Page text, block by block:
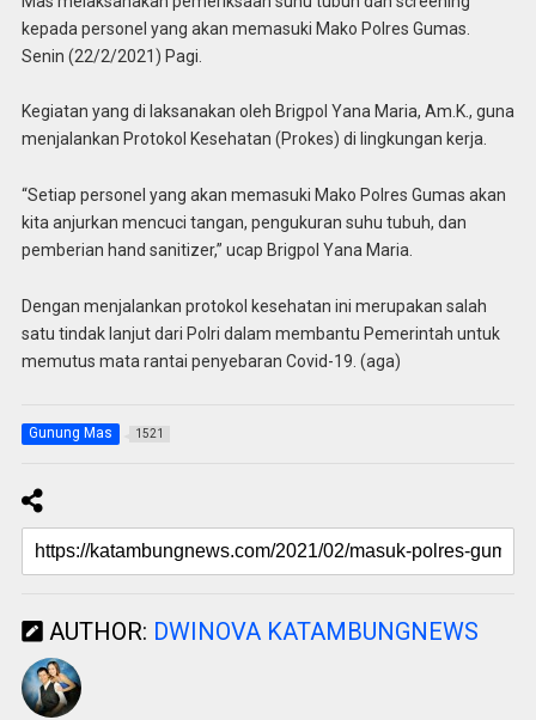
kepada personel yang akan memasuki Mako Polres Gumas.
Senin (22/2/2021) Pagi.
Kegiatan yang di laksanakan oleh Brigpol Yana Maria, Am.K., guna
menjalankan Protokol Kesehatan (Prokes) di lingkungan kerja.
“Setiap personel yang akan memasuki Mako Polres Gumas akan
kita anjurkan mencuci tangan, pengukuran suhu tubuh, dan
pemberian hand sanitizer,” ucap Brigpol Yana Maria.
Dengan menjalankan protokol kesehatan ini merupakan salah
satu tindak lanjut dari Polri dalam membantu Pemerintah untuk
memutus mata rantai penyebaran Covid-19. (aga)
Gunung Mas 1521
AUTHOR: DWINOVA KATAMBUNGNEWS